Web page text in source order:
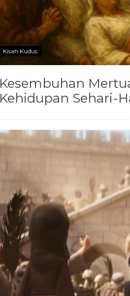
Kisah Kudus
Kesembuhan
Kehidupan Sehari-